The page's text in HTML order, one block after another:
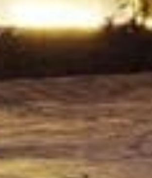
completo en la Riviera Maya
VER PROPIEDADES
certifiée sur la Riviera